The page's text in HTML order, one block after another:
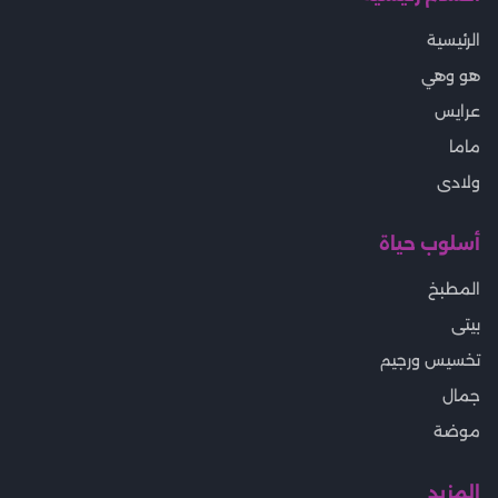
الرئيسية
هو وهي
عرايس
ماما
ولادى
أسلوب حياة
المطبخ
بيتى
تخسيس ورجيم
جمال
موضة
المزيد